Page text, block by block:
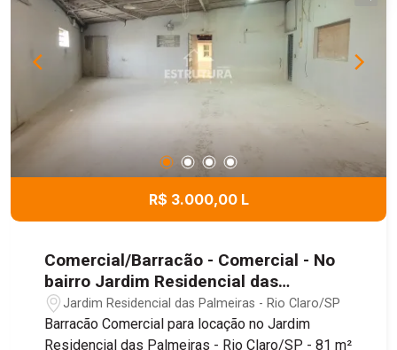
R$ 3.000,00 L
Comercial/Barracão - Comercial - No
bairro Jardim Residencial das
Palmeiras
Jardim Residencial das Palmeiras - Rio Claro/SP
Barracão Comercial para locação no Jardim
Residencial das Palmeiras - Rio Claro/SP - 81 m²